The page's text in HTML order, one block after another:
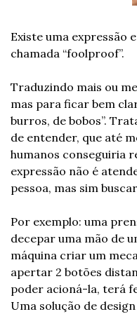
Existe uma expressão
chamada “foolproof”.
Traduzindo mais ou
mas para ficar bem
burros, de bobos”.
de entender, que até
humanos conseguiria
expressão não é
pessoa, mas sim
Por exemplo: uma
decepar uma mão de
máquina criar um
apertar 2 botões
poder acioná-la, terá
Uma solução de